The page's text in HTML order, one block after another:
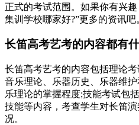
正式的考试范围。如果你有兴
集训学校哪家好?”更多的资讯吧
长笛高考艺考的内容都有
长笛高考艺考的内容包括理论
音乐理论、乐器历史、乐器维
乐理论的掌握程度;技能考试包
技能等内容，考查学生对长笛
况。